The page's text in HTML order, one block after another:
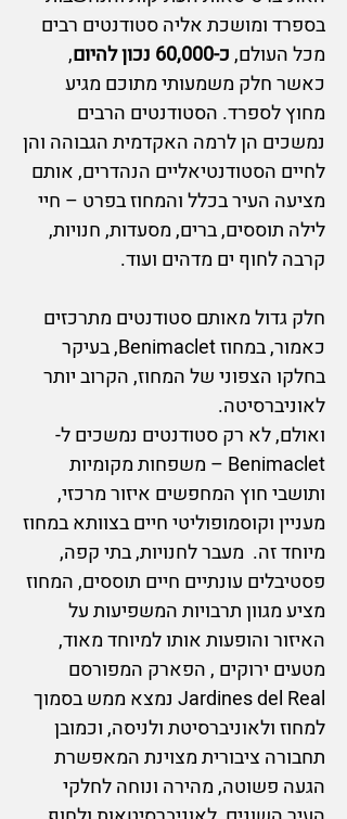
בספרד ומושכת אליה סטודנטים רבים
מכל העולם,כ-60,000 נכון להיום
,
כאשר חלק משמעותי מתוכם מגיע
מחוץ לספרד. הסטודנטים הרבים
נמשכים הן לרמה האקדמית הגבוהה והן
לחיים הסטודנטיאליים הנהדרים, אותם
מציעה העיר בכלל והמחוז בפרט – חיי
לילה תוססים, ברים, מסעדות, חנויות,
קרבה לחוף ים מדהים ועוד.
חלק גדול מאותם סטודנטים מתרכזים
כאמור, במחוז Benimaclet, בעיקר
בחלקו הצפוני של המחוז, הקרוב יותר
לאוניברסיטה.
ואולם, לא רק סטודנטים נמשכים ל-
Benimaclet – משפחות מקומיות
ותושבי חוץ המחפשים איזור מרכזי,
מעניין וקוסמופוליטי חיים בצוותא במחוז
מיוחד זה. מעבר לחנויות, בתי קפה,
פסטיבלים עונתיים חיים תוססים, המחוז
מציע מגוון תרבויות המשפיעות על
האיזור והופעות אותו למיוחד מאוד,
מטעים ירוקים , הפארק המפורסם
Jardines del Real נמצא ממש בסמוך
למחוז ולאוניברסיטת ולניסה, וכמובן
תחבורה ציבורית מצוינת המאפשרת
הגעה פשוטה, מהירה ונוחה לחלקי